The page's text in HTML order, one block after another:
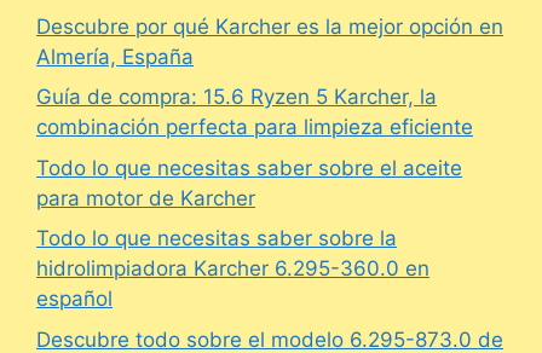
Descubre por qué Karcher es la mejor opción en
Almería, España
Guía de compra: 15.6 Ryzen 5 Karcher, la
combinación perfecta para limpieza eficiente
Todo lo que necesitas saber sobre el aceite
para motor de Karcher
Todo lo que necesitas saber sobre la
hidrolimpiadora Karcher 6.295-360.0 en
español
Descubre todo sobre el modelo 6.295-873.0 de